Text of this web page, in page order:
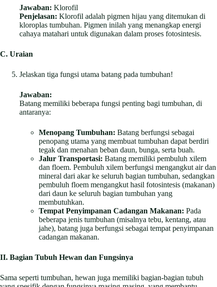
Jawaban: Klorofil
Penjelasan: Klorofil adalah pigmen hijau yang ditemukan di
kloroplas tumbuhan. Pigmen inilah yang menangkap energi
cahaya matahari untuk digunakan dalam proses fotosintesis.
C. Uraian
Jelaskan tiga fungsi utama batang pada tumbuhan!
Jawaban:
Batang memiliki beberapa fungsi penting bagi tumbuhan, di
antaranya:
Menopang Tumbuhan: Batang berfungsi sebagai
penopang utama yang membuat tumbuhan dapat berdiri
tegak dan menahan beban daun, bunga, serta buah.
Jalur Transportasi: Batang memiliki pembuluh xilem
dan floem. Pembuluh xilem berfungsi mengangkut air dan
mineral dari akar ke seluruh bagian tumbuhan, sedangkan
pembuluh floem mengangkut hasil fotosintesis (makanan)
dari daun ke seluruh bagian tumbuhan yang
membutuhkan.
Tempat Penyimpanan Cadangan Makanan: Pada
beberapa jenis tumbuhan (misalnya tebu, kentang, atau
jahe), batang juga berfungsi sebagai tempat penyimpanan
cadangan makanan.
II. Bagian Tubuh Hewan dan Fungsinya
Sama seperti tumbuhan, hewan juga memiliki bagian-bagian tubuh